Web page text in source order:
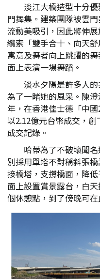
淡江大橋造型十分
門舞集。建築團隊被雲
流動美吸引，因此將伸
纜索「雙手合十、向天
寓意及舞者向上跳躍的
面上表演一場舞蹈。
淡水夕陽是許多人
為了一睹她的風采。陳
年，在香港佳士德「中
以2.12億元台幣成交，
成交記錄。
哈蒂為了不破壞聞
別採用單塔不對稱斜張
接橋塔，支撐橋面，降
面上設置賞景露台，白
個休憩點，到了傍晚可